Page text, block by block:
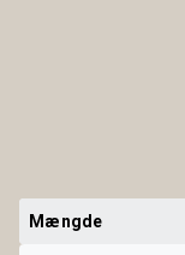
Mængde